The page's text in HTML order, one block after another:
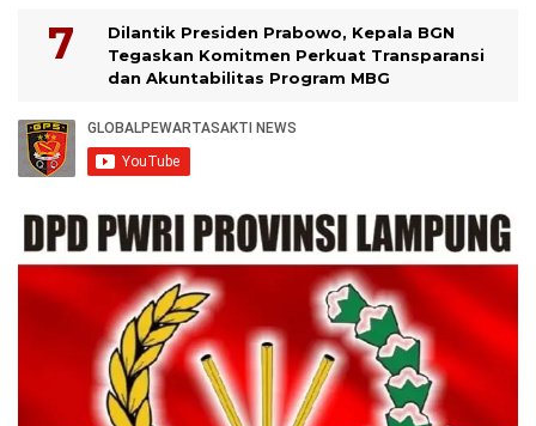
Dilantik Presiden Prabowo, Kepala BGN
Tegaskan Komitmen Perkuat Transparansi
dan Akuntabilitas Program MBG